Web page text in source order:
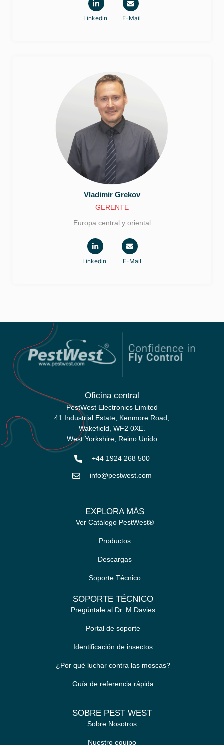
Linkedin E-Mail
VladimirGrekov
GERENTE
Europa central y oriental
Linkedin E-Mail
Oficina central
PestWest Electronics Limited
41 Industrial Estate, Kenmore Road,
Wakefield, WF2 0XE.
West Yorkshire, Reino Unido
+44 1924 268 500
info@pestwest.com
EXPLORA MÁS
Ver Catálogo PestWest®
Productos
Descargas
Soporte Técnico
SOPORTE TÉCNICO
Pregúntale al Dr. M Davies
Portal de soporte
Identificación de insectos
¿Por qué luchar contra las moscas?
Guía de referencia rápida
SOBRE PEST WEST
Sobre Nosotros
Nuestro equipo